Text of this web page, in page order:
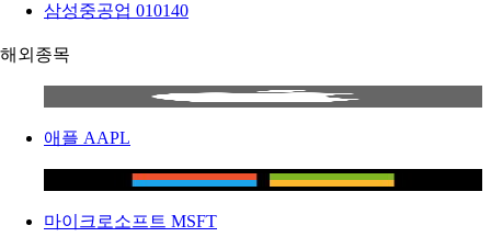
삼성중공업 010140
해외종목
애플 AAPL
마이크로소프트 MSFT